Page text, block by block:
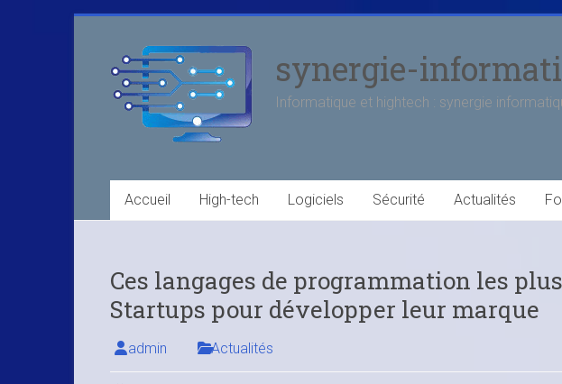
synergie-
Informatique et hightech : synergie
Accueil High-tech Logiciels Sécurité Actualités
Ces langages de programmation les
Startups pour développer leur marque
admin Actualités